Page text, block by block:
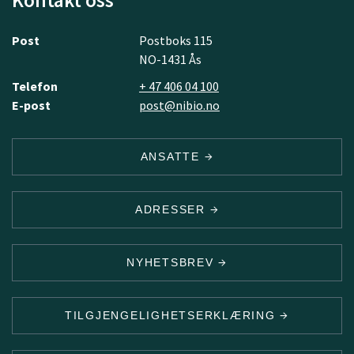
Post
Postboks 115
NO-1431 Ås
Telefon
+ 47 406 04 100
E-post
post@nibio.no
ANSATTE
ADRESSER
NYHETSBREV
TILGJENGELIGHETSERKLÆRING